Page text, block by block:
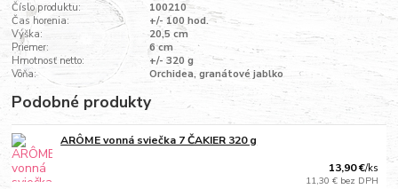
Číslo produktu:
100210
Čas horenia:
+/- 100 hod.
Výška:
20,5 cm
Priemer:
6 cm
Hmotnosť netto:
+/- 320 g
Vôňa:
Orchidea, granátové jablko
Podobné produkty
ARÔME vonná sviečka 7 ČAKIER 320 g
13,90 €/ks
11,30 € bez DPH